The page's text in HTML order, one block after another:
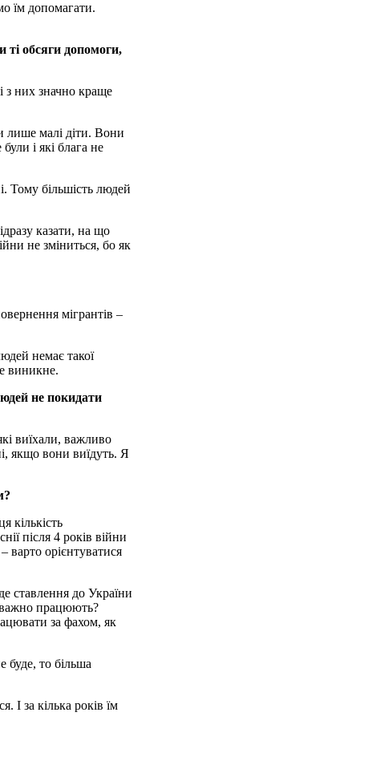
їм допомагати.
ті обсяги допомоги,
з них значно краще
лише малі діти. Вони
і які блага не
Тому більшість людей
казати, на що
не зміниться, бо як
мігрантів –
немає такої
виникне.
не покидати
виїхали, важливо
якщо вони виїдуть. Я
кількість
після 4 років війни
варто орієнтуватися
ставлення до України
працюють?
за фахом, як
буде, то більша
І за кілька років їм